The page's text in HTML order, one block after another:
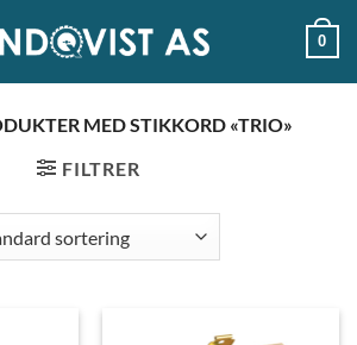
0
MED STIKKORD «TRIO»
FILTRER